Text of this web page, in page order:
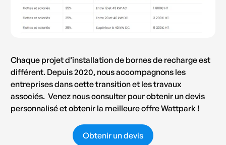
Chaque projet d’installation de bornes de recharge est
différent. Depuis 2020, nous accompagnons les
entreprises dans cette transition et les travaux
associés. Venez nous consulter pour obtenir un devis
personnalisé et obtenir la meilleure offre Wattpark !
Obtenir un devis